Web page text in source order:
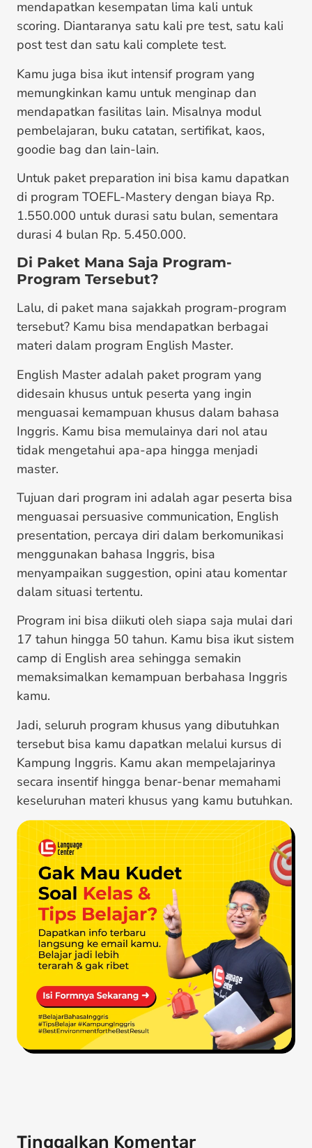
mendapatkan kesempatan lima kali untuk
scoring. Diantaranya satu kali pre test, satu kali
post test dan satu kali complete test.
Kamu juga bisa ikut intensif program yang
memungkinkan kamu untuk menginap dan
mendapatkan fasilitas lain. Misalnya modul
pembelajaran, buku catatan, sertifikat, kaos,
goodie bag dan lain-lain.
Untuk paket preparation ini bisa kamu dapatkan
di program TOEFL-Mastery dengan biaya Rp.
1.550.000 untuk durasi satu bulan, sementara
durasi 4 bulan Rp. 5.450.000.
Di Paket Mana Saja Program-
Program Tersebut?
Lalu, di paket mana sajakkah program-program
tersebut? Kamu bisa mendapatkan berbagai
materi dalam program English Master.
English Master adalah paket program yang
didesain khusus untuk peserta yang ingin
menguasai kemampuan khusus dalam bahasa
Inggris. Kamu bisa memulainya dari nol atau
tidak mengetahui apa-apa hingga menjadi
master.
Tujuan dari program ini adalah agar peserta bisa
menguasai persuasive communication, English
presentation, percaya diri dalam berkomunikasi
menggunakan bahasa Inggris, bisa
menyampaikan suggestion, opini atau komentar
dalam situasi tertentu.
Program ini bisa diikuti oleh siapa saja mulai dari
17 tahun hingga 50 tahun. Kamu bisa ikut sistem
camp di English area sehingga semakin
memaksimalkan kemampuan berbahasa Inggris
kamu.
Jadi, seluruh program khusus yang dibutuhkan
tersebut bisa kamu dapatkan melalui kursus di
Kampung Inggris. Kamu akan mempelajarinya
secara insentif hingga benar-benar memahami
keseluruhan materi khusus yang kamu butuhkan.
Tinggalkan Komentar